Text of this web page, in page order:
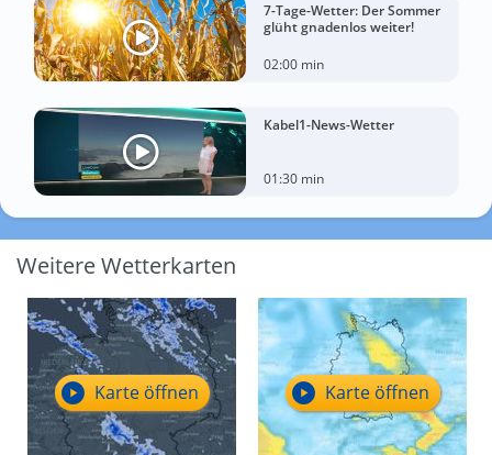
7-Tage-Wetter: Der Sommer
glüht gnadenlos weiter!
02:00 min
Kabel1-News-Wetter
01:30 min
Weitere Wetterkarten
Karte öffnen Karte öffnen